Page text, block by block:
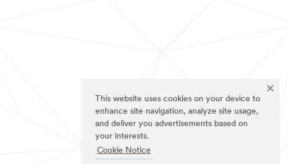
This website uses cookies on your device to
enhance site navigation, analyze site usage,
and deliver you advertisements based on
your interests.
Cookie Notice